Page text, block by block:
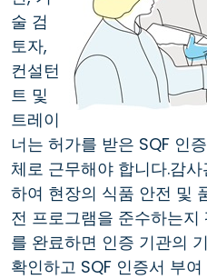
술 검
토자,
컨설턴
트 및
트레이
너는 허가를 받은 SQF 인
체로 근무해야 합니다.감
하여 현장의 식품 안전 및
전 프로그램을 준수하는
를 완료하면 인증 기관의
확인하고 SQF 인증서 부